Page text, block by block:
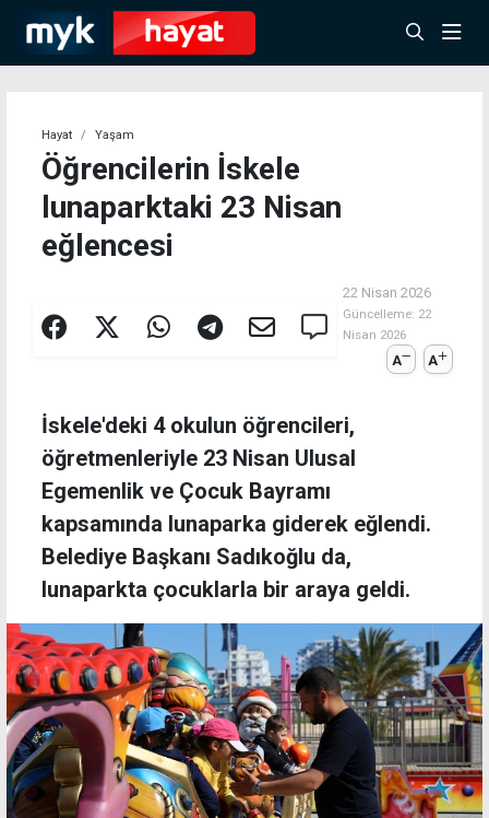
Hayat Yaşam
Öğrencilerin İskele
lunaparktaki 23 Nisan
eğlencesi
22 Nisan 2026
Güncelleme: 22
Nisan 2026
A A
İskele'deki 4 okulun öğrencileri,
öğretmenleriyle 23 Nisan Ulusal
Egemenlik ve Çocuk Bayramı
kapsamında lunaparka giderek eğlendi.
Belediye Başkanı Sadıkoğlu da,
lunaparkta çocuklarla bir araya geldi.